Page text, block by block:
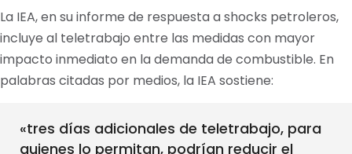
La IEA, en su informe de respuesta a shocks petroleros,
incluye al teletrabajo entre las medidas con mayor
impacto inmediato en la demanda de combustible. En
palabras citadas por medios, la IEA sostiene:
«tres días adicionales de teletrabajo, para
quienes lo permitan, podrían reducir el